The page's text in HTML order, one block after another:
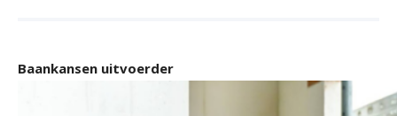
Baankansen uitvoerder